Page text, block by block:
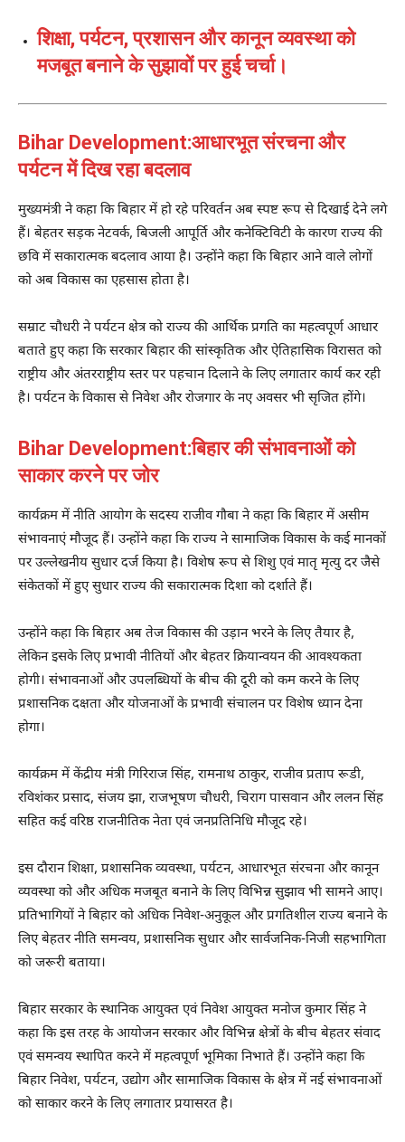
शिक्षा, पर्यटन, प्रशासन और कानून व्यवस्था को
मजबूत बनाने के सुझावों पर हुई चर्चा।
Bihar Development:आधारभूत संरचना और
पर्यटन में दिख रहा बदलाव
मुख्यमंत्री ने कहा कि बिहार में हो रहे परिवर्तन अब स्पष्ट रूप से दिखाई देने लगे
हैं। बेहतर सड़क नेटवर्क, बिजली आपूर्ति और कनेक्टिविटी के कारण राज्य की
छवि में सकारात्मक बदलाव आया है। उन्होंने कहा कि बिहार आने वाले लोगों
को अब विकास का एहसास होता है।
सम्राट चौधरी ने पर्यटन क्षेत्र को राज्य की आर्थिक प्रगति का महत्वपूर्ण आधार
बताते हुए कहा कि सरकार बिहार की सांस्कृतिक और ऐतिहासिक विरासत को
राष्ट्रीय और अंतरराष्ट्रीय स्तर पर पहचान दिलाने के लिए लगातार कार्य कर रही
है। पर्यटन के विकास से निवेश और रोजगार के नए अवसर भी सृजित होंगे।
Bihar Development:बिहार की संभावनाओं को
साकार करने पर जोर
कार्यक्रम में नीति आयोग के सदस्य राजीव गौबा ने कहा कि बिहार में असीम
संभावनाएं मौजूद हैं। उन्होंने कहा कि राज्य ने सामाजिक विकास के कई मानकों
पर उल्लेखनीय सुधार दर्ज किया है। विशेष रूप से शिशु एवं मातृ मृत्यु दर जैसे
संकेतकों में हुए सुधार राज्य की सकारात्मक दिशा को दर्शाते हैं।
उन्होंने कहा कि बिहार अब तेज विकास की उड़ान भरने के लिए तैयार है,
लेकिन इसके लिए प्रभावी नीतियों और बेहतर क्रियान्वयन की आवश्यकता
होगी। संभावनाओं और उपलब्धियों के बीच की दूरी को कम करने के लिए
प्रशासनिक दक्षता और योजनाओं के प्रभावी संचालन पर विशेष ध्यान देना
होगा।
कार्यक्रम में केंद्रीय मंत्री गिरिराज सिंह, रामनाथ ठाकुर, राजीव प्रताप रूडी,
रविशंकर प्रसाद, संजय झा, राजभूषण चौधरी, चिराग पासवान और ललन सिंह
सहित कई वरिष्ठ राजनीतिक नेता एवं जनप्रतिनिधि मौजूद रहे।
इस दौरान शिक्षा, प्रशासनिक व्यवस्था, पर्यटन, आधारभूत संरचना और कानून
व्यवस्था को और अधिक मजबूत बनाने के लिए विभिन्न सुझाव भी सामने आए।
प्रतिभागियों ने बिहार को अधिक निवेश-अनुकूल और प्रगतिशील राज्य बनाने के
लिए बेहतर नीति समन्वय, प्रशासनिक सुधार और सार्वजनिक-निजी सहभागिता
को जरूरी बताया।
बिहार सरकार के स्थानिक आयुक्त एवं निवेश आयुक्त मनोज कुमार सिंह ने
कहा कि इस तरह के आयोजन सरकार और विभिन्न क्षेत्रों के बीच बेहतर संवाद
एवं समन्वय स्थापित करने में महत्वपूर्ण भूमिका निभाते हैं। उन्होंने कहा कि
बिहार निवेश, पर्यटन, उद्योग और सामाजिक विकास के क्षेत्र में नई संभावनाओं
को साकार करने के लिए लगातार प्रयासरत है।